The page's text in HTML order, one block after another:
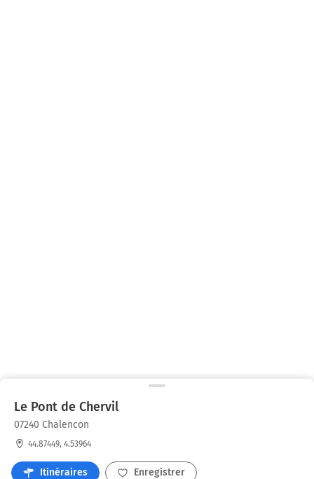
Le Pont de Chervil
07240 Chalencon
44.87449, 4.53964
Itinéraires Enregistrer